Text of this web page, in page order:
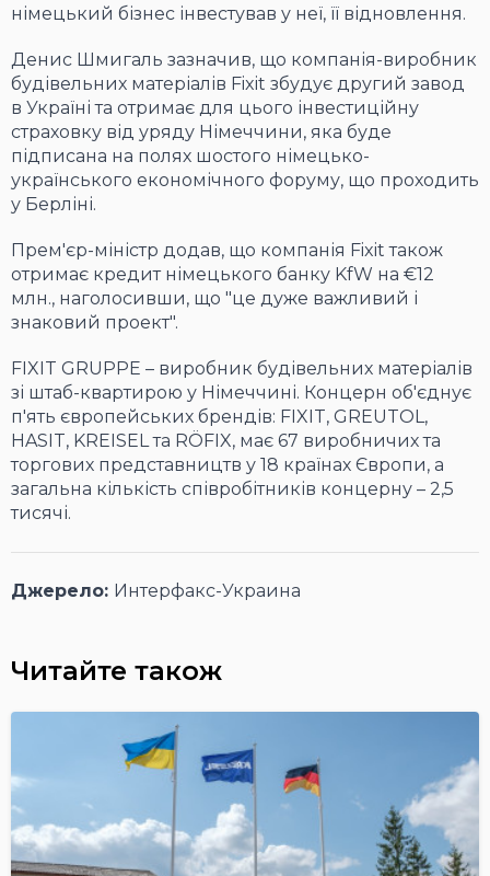
німецький бізнес інвестував у неї, її відновлення.
Денис Шмигаль зазначив, що компанія-виробник
будівельних матеріалів Fixit збудує другий завод
в Україні та отримає для цього інвестиційну
страховку від уряду Німеччини, яка буде
підписана на полях шостого німецько-
українського економічного форуму, що проходить
у Берліні.
Прем'єр-міністр додав, що компанія Fixit також
отримає кредит німецького банку KfW на €12
млн., наголосивши, що "це дуже важливий і
знаковий проект".
FIXIT GRUPPE – виробник будівельних матеріалів
зі штаб-квартирою у Німеччині. Концерн об'єднує
п'ять європейських брендів: FIXIT, GREUTOL,
HASIT, KREISEL та RÖFIX, має 67 виробничих та
торгових представництв у 18 країнах Європи, а
загальна кількість співробітників концерну – 2,5
тисячі.
Джерело: Интерфакс-Украина
Читайте також